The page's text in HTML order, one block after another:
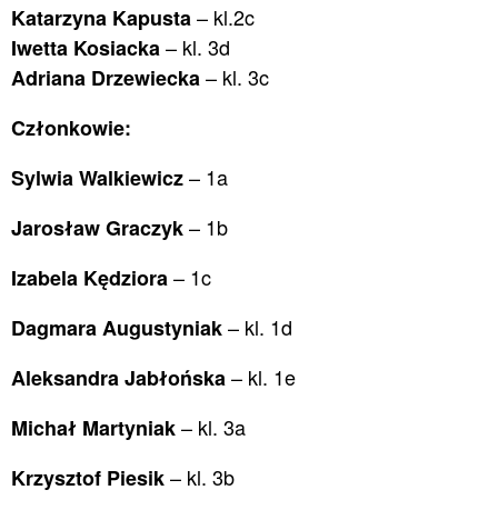
Katarzyna Kapusta – kl.2c
Iwetta Kosiacka – kl. 3d
Adriana Drzewiecka – kl. 3c
Członkowie:
Sylwia Walkiewicz– 1a
Jarosław Graczyk– 1b
Izabela Kędziora – 1c
Dagmara Augustyniak– kl. 1d
Aleksandra Jabłońska– kl. 1e
Michał Martyniak– kl. 3a
Krzysztof Piesik– kl. 3b